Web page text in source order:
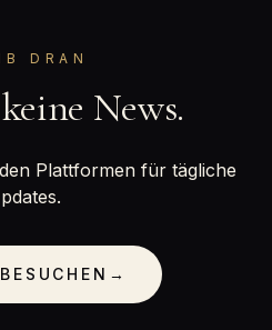
DRAN
News.
Plattformen für tägliche
→